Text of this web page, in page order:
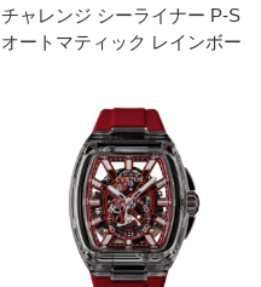
チャレンジ シーライナー P-S
オートマティック レインボー